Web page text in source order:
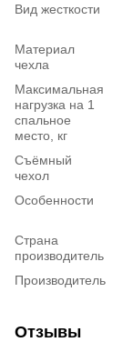
Вид жесткости
Материал
чехла
Максимальная
нагрузка на 1
спальное
место, кг
Съёмный
чехол
Особенности
Страна
производитель
Производитель
Отзывы